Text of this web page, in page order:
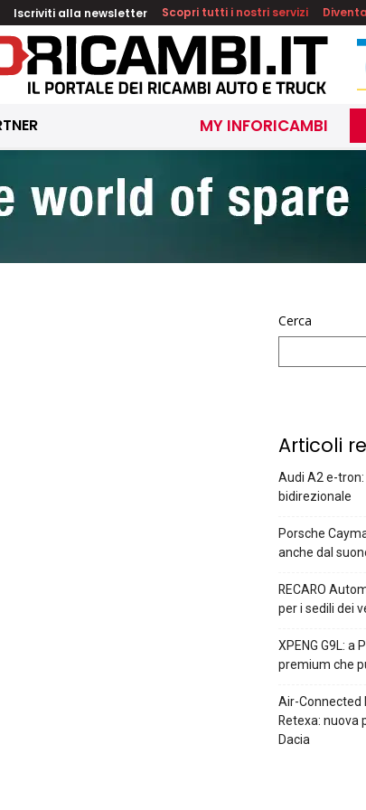
Iscriviti alla newsletter Scopri tutti i nostri servizi
MY INFORICAMBI
Cerca
Articoli
Audi A2 e-
bidirezionale
Porsche
anche dal
RECARO
per i sedili dei
XPENG G9L: a
premium che
Air-Connected
Retexa: nuova
Dacia